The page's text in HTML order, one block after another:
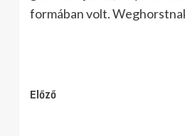
formában volt.
Continue
Előző